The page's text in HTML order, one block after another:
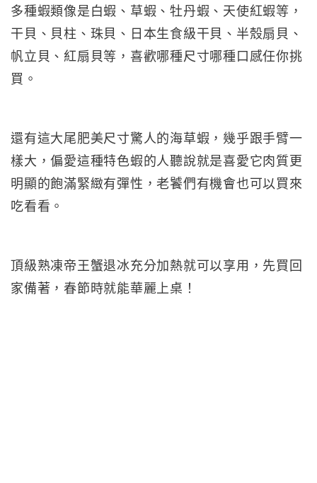
多種蝦類像是白蝦、草蝦、牡丹蝦、天使紅蝦等，
干貝、貝柱、珠貝、日本生食級干貝、半殼扇貝、
帆立貝、紅扇貝等，喜歡哪種尺寸哪種口感任你挑
買。
還有這大尾肥美尺寸驚人的海草蝦，幾乎跟手臂一
樣大，偏愛這種特色蝦的人聽說就是喜愛它肉質更
明顯的飽滿緊緻有彈性，老饕們有機會也可以買來
吃看看。
頂級熟凍帝王蟹退冰充分加熱就可以享用，先買回
家備著，春節時就能華麗上桌！